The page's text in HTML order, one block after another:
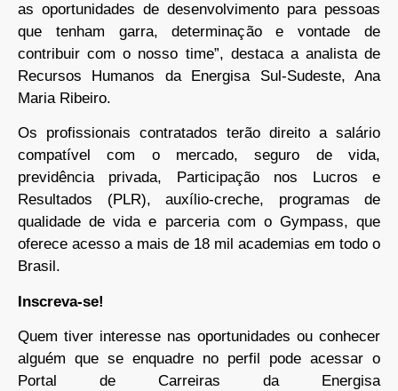
as oportunidades de desenvolvimento para pessoas
que tenham garra, determinação e vontade de
contribuir com o nosso time”, destaca a analista de
Recursos Humanos da Energisa Sul-Sudeste, Ana
Maria Ribeiro.
Os profissionais contratados terão direito a salário
compatível com o mercado, seguro de vida,
previdência privada, Participação nos Lucros e
Resultados (PLR), auxílio-creche, programas de
qualidade de vida e parceria com o Gympass, que
oferece acesso a mais de 18 mil academias em todo o
Brasil.
Inscreva-se!
Quem tiver interesse nas oportunidades ou conhecer
alguém que se enquadre no perfil pode acessar o
Portal de Carreiras da Energisa